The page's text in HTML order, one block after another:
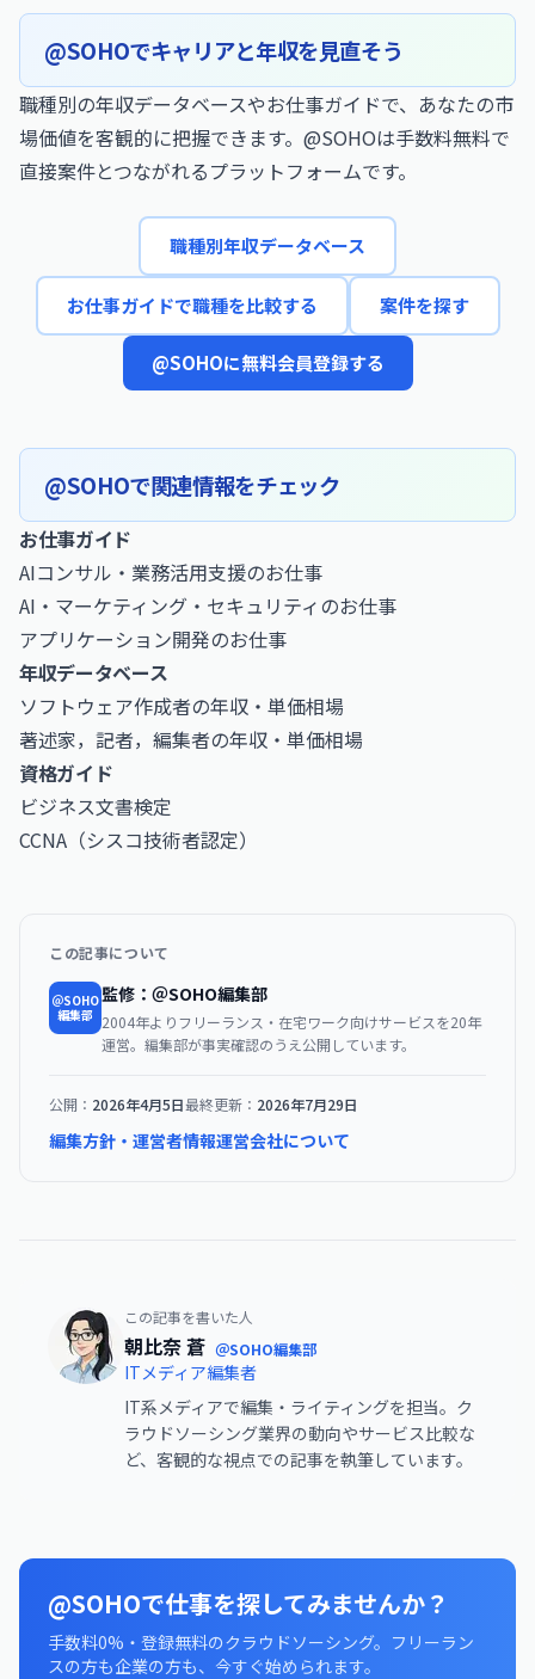
@SOHOでキャリアと年収を見直そう
職種別の年収データベースやお仕事ガイドで、あなたの市
場価値を客観的に把握できます。@SOHOは手数料無料で
直接案件とつながれるプラットフォームです。
職種別年収データベース
お仕事ガイドで職種を比較する 案件を探す
@SOHOに無料会員登録する
@SOHOで関連情報をチェック
お仕事ガイド
AIコンサル・業務活用支援のお仕事
AI・マーケティング・セキュリティのお仕事
アプリケーション開発のお仕事
年収データベース
ソフトウェア作成者の年収・単価相場
著述家，記者，編集者の年収・単価相場
資格ガイド
ビジネス文書検定
CCNA（シスコ技術者認定）
この記事について
＠SOHO
編集部
監修：＠SOHO編集部
2004年よりフリーランス・在宅ワーク向けサービスを20年
運営。編集部が事実確認のうえ公開しています。
公開： 2026年4月5日最終更新： 2026年7月29日
編集方針・運営者情報運営会社について
この記事を書いた人
朝比奈 蒼 ＠SOHO編集部
ITメディア編集者
IT系メディアで編集・ライティングを担当。ク
ラウドソーシング業界の動向やサービス比較な
ど、客観的な視点での記事を執筆しています。
@SOHOで仕事を探してみませんか？
手数料0%・登録無料のクラウドソーシング。フリーラン
スの方も企業の方も、今すぐ始められます。